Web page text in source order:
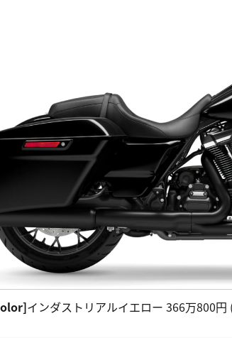
インダストリアルイエロー 366万800